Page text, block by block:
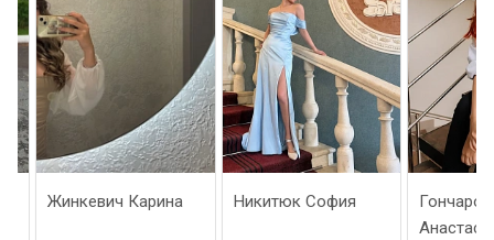
Жинкевич Карина Никитюк София
Гончарова
Анастасия